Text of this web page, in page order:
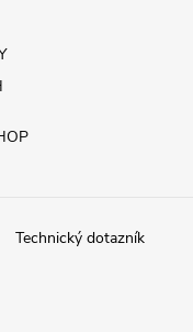
Technický dotazník